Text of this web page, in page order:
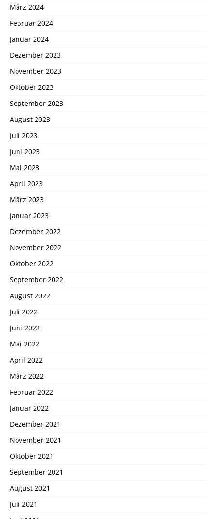
März 2024
Februar 2024
Januar 2024
Dezember 2023
November 2023
Oktober 2023
September 2023
August 2023
Juli 2023
Juni 2023
Mai 2023
April 2023
März 2023
Januar 2023
Dezember 2022
November 2022
Oktober 2022
September 2022
August 2022
Juli 2022
Juni 2022
Mai 2022
April 2022
März 2022
Februar 2022
Januar 2022
Dezember 2021
November 2021
Oktober 2021
September 2021
August 2021
Juli 2021